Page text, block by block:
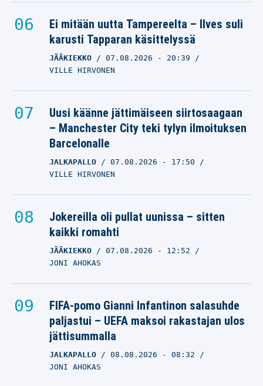
Ei mitään uutta Tampereelta – Ilves suli
karusti Tapparan käsittelyssä
JÄÄKIEKKO 07.08.2026 - 20:39
VILLE HIRVONEN
Uusi käänne jättimäiseen siirtosaagaan
– Manchester City teki tylyn ilmoituksen
Barcelonalle
JALKAPALLO 07.08.2026 - 17:50
VILLE HIRVONEN
Jokereilla oli pullat uunissa – sitten
kaikki romahti
JÄÄKIEKKO 07.08.2026 - 12:52
JONI AHOKAS
FIFA-pomo Gianni Infantinon salasuhde
paljastui – UEFA maksoi rakastajan ulos
jättisummalla
JALKAPALLO 08.08.2026 - 08:32
JONI AHOKAS